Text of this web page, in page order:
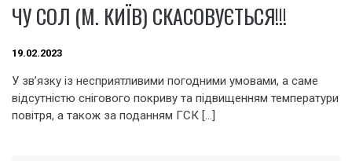
ЧУ СОЛ (М. КИЇВ) СКАСОВУЄТЬСЯ!!!
19.02.2023
У зв’язку із несприятливими погодними умовами, а саме
відсутністю снігового покриву та підвищенням температури
повітря, а також за поданням ГСК […]